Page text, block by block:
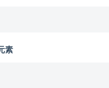
素